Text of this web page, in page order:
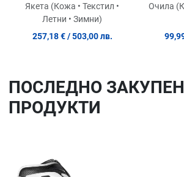
Якета (Кожа • Текстил •
Летни • Зимни)
257,18 € / 503,00 лв.
Очила
ПОСЛЕДНO
ПРОДУКТИ